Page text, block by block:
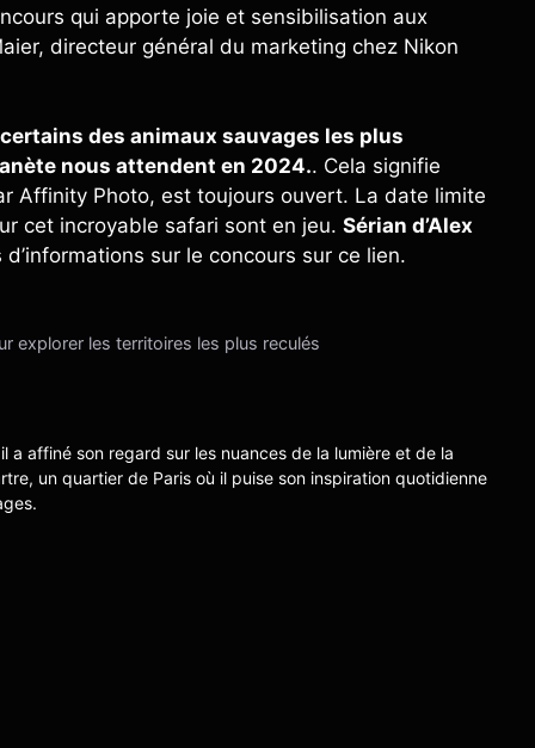
qui apporte joie et sensibilisation aux
directeur général du marketing chez Nikon
des animaux sauvages les plus
nous attendent en 2024.. Cela signifie
Affinity Photo, est toujours ouvert. La date limite
cet incroyable safari sont en jeu. Sérian d’Alex
sur le concours sur ce lien.
explorer les territoires les plus reculés
a affiné son regard sur les nuances de la lumière et de la
un quartier de Paris où il puise son inspiration quotidienne